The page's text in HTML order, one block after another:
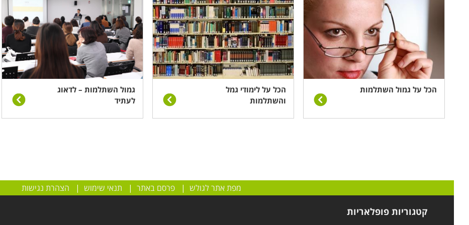
בקטגוריה זו באתר תוכלו למצוא תכניות רבות ומגוונות במבחר מוסדות לימוד, אשר המשותף בין כולם הוא היותם מאושרים על ידי
הגורמים המוסמכים לקורסים לגמול השתלמות במגזרים השונים הזכאים להטבה זו:
גמול השתלמות למורים, גמול השתלמות
לאקדמאים, גמול השתלמות להנדסאים וגמול השתלמות לאחיות. ניתן למצוא לימודים אלו בתל אביב, בחיפה, בבאר שבע ובכל רחבי
הארץ.
הכל על גמול השתלמות
הכל על לימודי גמל
והשתלמות
גמול השתלמות – לדאוג
לעתיד
מפת אתר לגולש |פרסם באתר | תנאי שימוש | הצהרת נגישות
קטגוריות פופלאריות